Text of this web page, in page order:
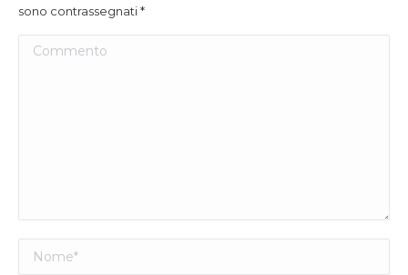
sono contrassegnati*
Commento
Nome *